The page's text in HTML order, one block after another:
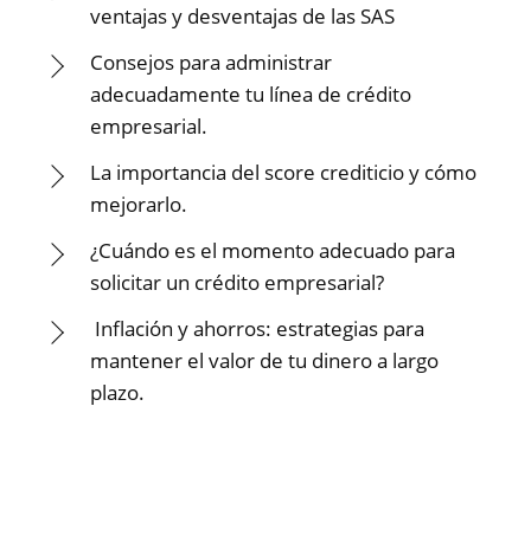
ventajas y desventajas de las SAS
Consejos para administrar
adecuadamente tu línea de crédito
empresarial.
La importancia del score crediticio y cómo
mejorarlo.
¿Cuándo es el momento adecuado para
solicitar un crédito empresarial?
Inflación y ahorros: estrategias para
mantener el valor de tu dinero a largo
plazo.